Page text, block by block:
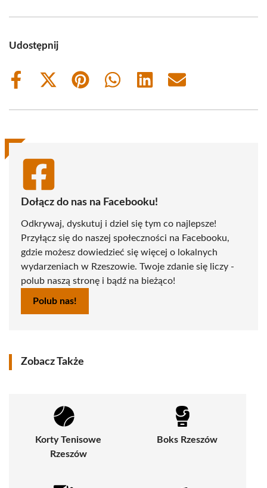
Udostępnij
Share
Share
(Twitter)
Share
Share
Share
Share
Dołącz do nas na Facebooku!
Odkrywaj, dyskutuj i dziel się tym co najlepsze!
Przyłącz się do naszej społeczności na Facebooku,
gdzie możesz dowiedzieć się więcej o lokalnych
wydarzeniach w Rzeszowie. Twoje zdanie się liczy -
polub naszą stronę i bądź na bieżąco!
Polub nas!
Zobacz Także
Korty Tenisowe
Rzeszów
Boks Rzeszów